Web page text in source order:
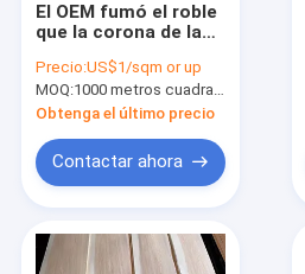
El OEM fumó el roble
que la corona de la
la decoración interior
del grueso de 2m m
Precio:US$1/sqm or up
MOQ:1000 metros cuadrados
Obtenga el último precio
Contactar ahora